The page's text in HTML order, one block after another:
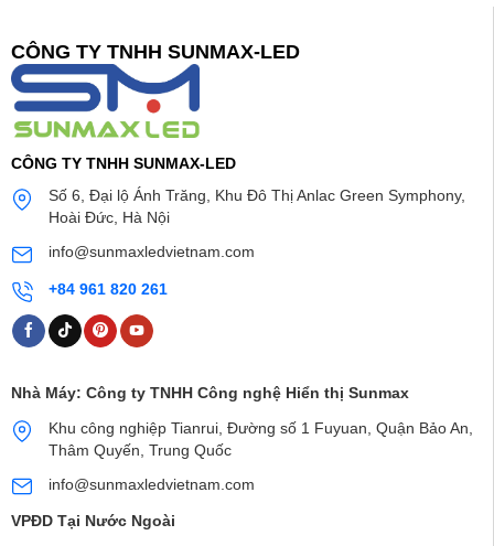
CÔNG TY TNHH SUNMAX-LED
CÔNG TY TNHH SUNMAX-LED
Số 6, Đại lộ Ánh Trăng, Khu Đô Thị Anlac Green Symphony,
Hoài Đức, Hà Nội
info@sunmaxledvietnam.com
+84 961 820 261
Nhà Máy: Công ty TNHH Công nghệ Hiển thị Sunmax
Khu công nghiệp Tianrui, Đường số 1 Fuyuan, Quận Bảo An,
Thâm Quyến, Trung Quốc
info@sunmaxledvietnam.com
VPĐD Tại Nước Ngoài